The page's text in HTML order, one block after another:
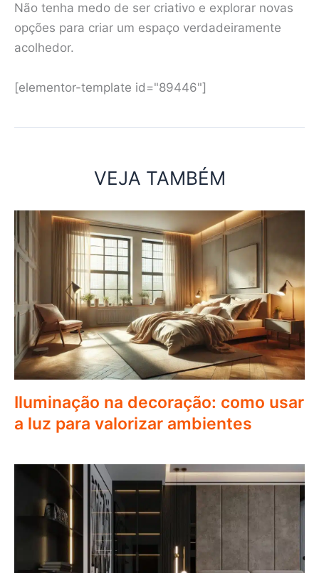
Não tenha medo de ser criativo e explorar novas
opções para criar um espaço verdadeiramente
acolhedor.
[elementor-template id="89446"]
VEJA TAMBÉM
Iluminação na decoração: como usar
a luz para valorizar ambientes